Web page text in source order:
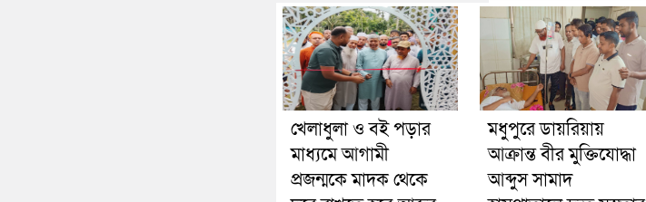
খেলাধুলা ও বই পড়ার
মাধ্যমে আগামী
প্রজন্মকে মাদক থেকে
মধুপুরে ডায়রিয়ায়
আক্রান্ত বীর মুক্তিযোদ্ধা
আব্দুস সামাদ